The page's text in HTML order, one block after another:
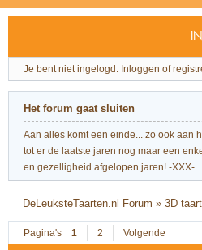
Je bent niet ingelogd. Inloggen of
Het forum gaat sluiten
Aan alles komt een einde... zo ook aan
tot er de laatste jaren nog maar een
en gezelligheid afgelopen jaren! -XXX-
DeLeuksteTaarten.nl Forum »3D
Pagina's 1 2 Volgende